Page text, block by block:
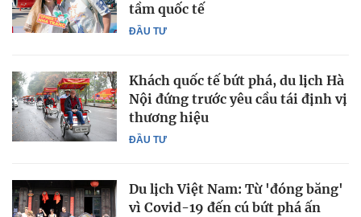
ĐẦU TƯ
tầm quốc tế
ĐẦU TƯ
Khách quốc tế bứt phá, du lịch Hà
Nội đứng trước yêu cầu tái định vị
thương hiệu
Du lịch Việt Nam: Từ 'đóng băng'
vì Covid-19 đến cú bứt phá ấn